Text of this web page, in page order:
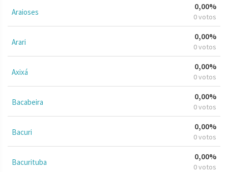
Araioses
0,00%
0 votos
Arari
0,00%
0 votos
Axixá
0,00%
0 votos
Bacabeira
0,00%
0 votos
Bacuri
0,00%
0 votos
Bacurituba
0,00%
0 votos